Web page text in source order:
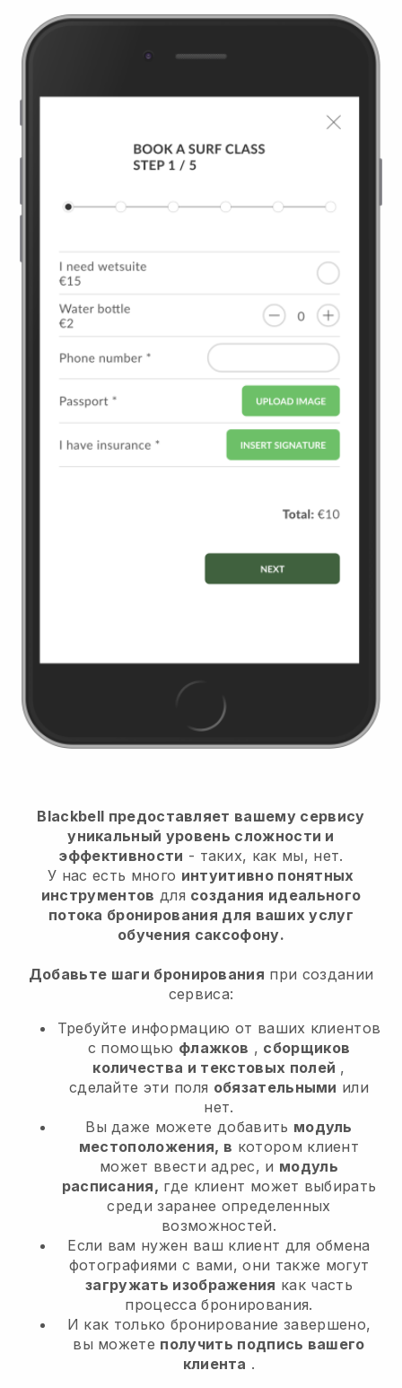
Blackbell предоставляет вашему сервису
уникальный уровень сложности и
эффективности - таких, как мы, нет.
У нас есть много интуитивно понятных
инструментов для создания идеального
потока бронирования для ваших услуг
обучения саксофону.
Добавьте шаги бронирования при создании
сервиса:
Требуйте информацию от ваших клиентов
с помощью флажков , сборщиков
количества и текстовых полей ,
сделайте эти поля обязательными или
нет.
Вы даже можете добавить модуль
местоположения, в котором клиент
может ввести адрес, и модуль
расписания, где клиент может выбирать
среди заранее определенных
возможностей.
Если вам нужен ваш клиент для обмена
фотографиями с вами, они также могут
загружать изображения как часть
процесса бронирования.
И как только бронирование завершено,
вы можете получить подпись вашего
клиента .